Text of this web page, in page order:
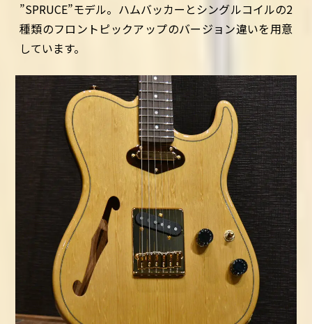
”SPRUCE”モデル。ハムバッカーとシングルコイルの2
種類のフロントピックアップのバージョン違いを用意
しています。